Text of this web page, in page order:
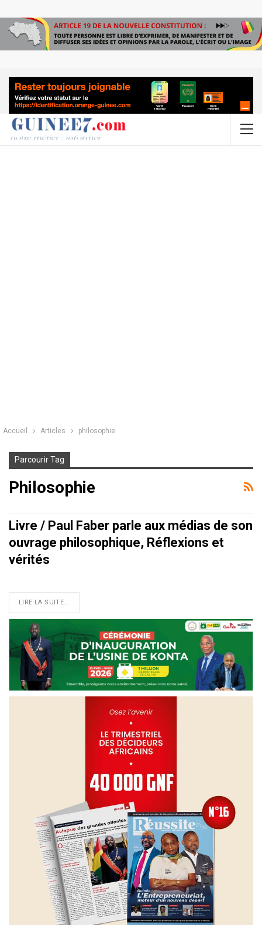
Accueil Articles philosophie
Parcourir Tag
Philosophie
Livre / Paul Faber parle aux médias de son
ouvrage philosophique, Réflexions et
vérités
LIRE LA SUITE...